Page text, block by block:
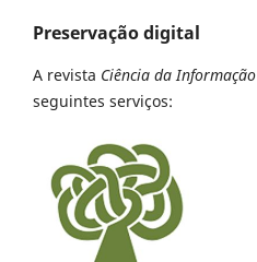
Preservação digital
A revista Ciência da Informação
seguintes serviços: